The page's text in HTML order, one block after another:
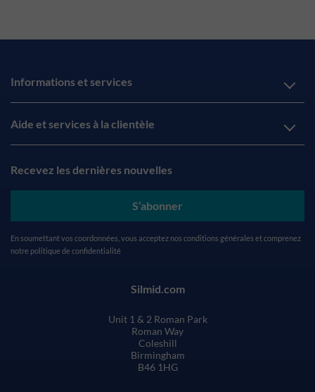
Informations et services
Aide et services à la clientèle
Recevez les dernières nouvelles
S’abonner
En soumettant vos coordonnées, vous acceptez nos conditions générales et comprenez
notre politique de confidentialité
Silmid.com
Unit 1 & 2 Roman Park
Roman Way
Coleshill
Birmingham
B46 1HG